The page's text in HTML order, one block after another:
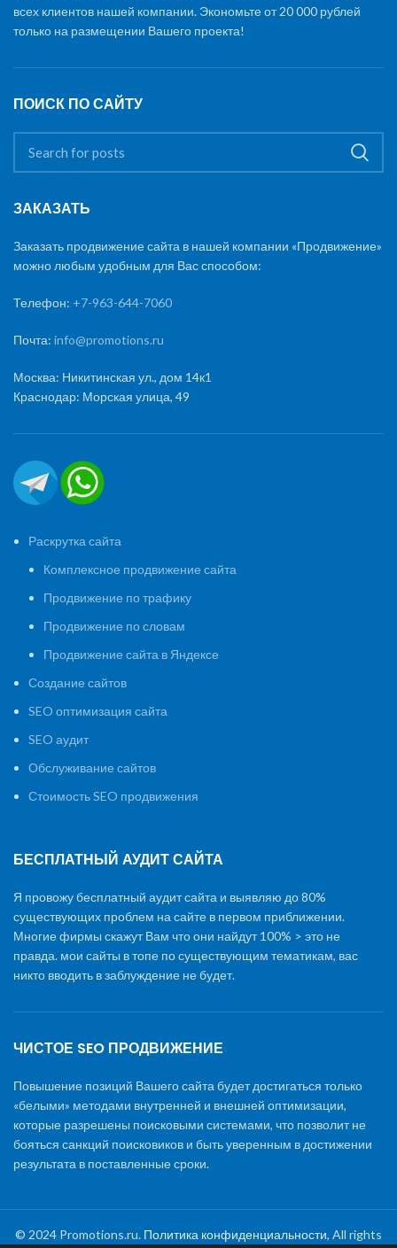
всех клиентов нашей компании. Экономьте от 20 000 рублей
только на размещении Вашего проекта!
ПОИСК ПО САЙТУ
ЗАКАЗАТЬ
Заказать продвижение сайта в нашей компании «Продвижение»
можно любым удобным для Вас способом:
Телефон: +7-963-644-7060
Почта: info@promotions.ru
Москва: Никитинская ул., дом 14к1
Краснодар: Морская улица, 49
Раскрутка сайта
Комплексное продвижение сайта
Продвижение по трафику
Продвижение по словам
Продвижение сайта в Яндексе
Создание сайтов
SEO оптимизация сайта
SEO аудит
Обслуживание сайтов
Стоимость SEO продвижения
БЕСПЛАТНЫЙ АУДИТ САЙТА
Я провожу бесплатный аудит сайта и выявляю до 80%
существующих проблем на сайте в первом приближении.
Многие фирмы скажут Вам что они найдут 100% > это не
правда. мои сайты в топе по существующим тематикам, вас
никто вводить в заблуждение не будет.
ЧИСТОЕ SEO ПРОДВИЖЕНИЕ
Повышение позиций Вашего сайта будет достигаться только
«белыми» методами внутренней и внешней оптимизации,
которые разрешены поисковыми системами, что позволит не
бояться санкций поисковиков и быть уверенным в достижении
результата в поставленные сроки.
© 2024 Promotions.ru. Политика конфиденциальности, All rights